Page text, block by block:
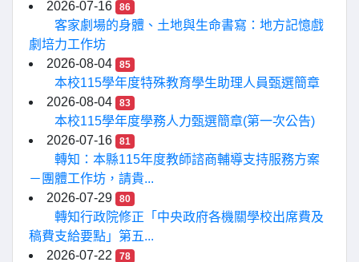
2026-07-16
86
客家劇場的身體、土地與生命書寫：地方記憶戲
劇培力工作坊
2026-08-04
85
本校115學年度特殊教育學生助理人員甄選簡章
2026-08-04
83
本校115學年度學務人力甄選簡章(第一次公告)
2026-07-16
81
轉知：本縣115年度教師諮商輔導支持服務方案
－團體工作坊，請貴...
2026-07-29
80
轉知行政院修正「中央政府各機關學校出席費及
稿費支給要點」第五...
2026-07-22
78